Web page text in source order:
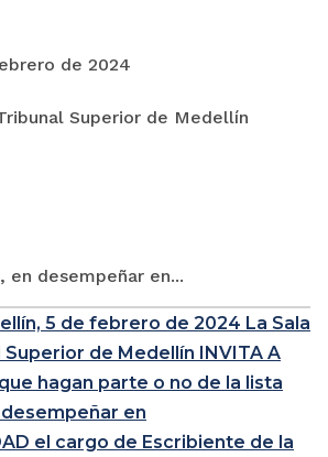
de 2024
Superior de Medellín
en desempeñar en...
5 de febrero de 2024 La Sala
Superior de Medellín INVITA A
hagan parte o no de la lista
en
el cargo de Escribiente de la